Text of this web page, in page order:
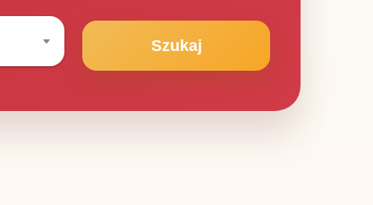
Szukaj